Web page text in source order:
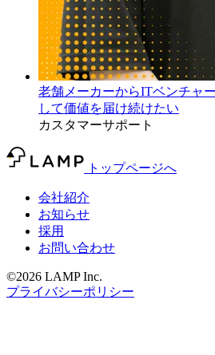
老舗メーカーからITベンチャ
して価値を届け続けたい
カスタマーサポート
トップページへ
会社紹介
お知らせ
採用
お問い合わせ
©2026 LAMP Inc.
プライバシーポリシー